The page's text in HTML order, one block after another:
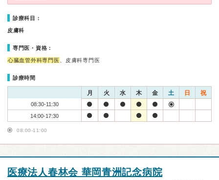
診療科目：
皮膚科
専門医・資格：
心臓血管外科専門医 、皮膚科専門医
診療時間
月 火 水 木 金 土 日 祝
08:30-11:30
14:00-17:30
08:00-11:00
医療法人春林会 華岡青洲記念病院